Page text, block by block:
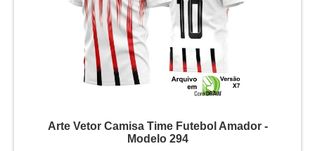
Arte Vetor Camisa Time Futebol Amador -
Modelo 294